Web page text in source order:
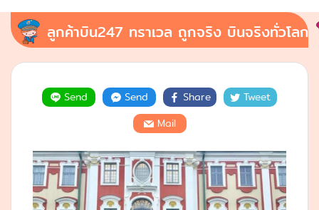
ลูกค้าบิน247 ทราเวล ถูกจริง บินจริงทั่วโลก
Send Send Share
Tweet
Mail